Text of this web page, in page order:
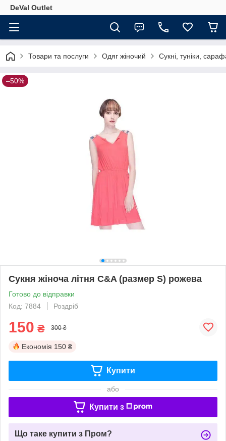
DeVal Outlet
Товари та послуги Одяг жіночий Сукні, туніки,
–50%
Сукня жіноча літня C&A (размер S) рожева
Готово до відправки
Код: 7884
Роздріб
150 ₴ 300 ₴
Економія 150 ₴
Купити
або
Купити з
Що таке купити з Пром?